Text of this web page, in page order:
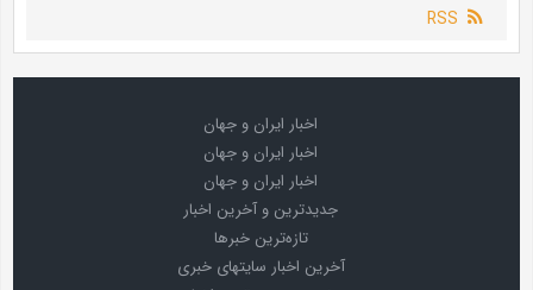
RSS
اخبار ایران و جهان
اخبار ایران و جهان
اخبار ایران و جهان
جدیدترین و آخرین اخبار
تازه‌ترین خبرها
آخرین اخبار سایتهای خبری